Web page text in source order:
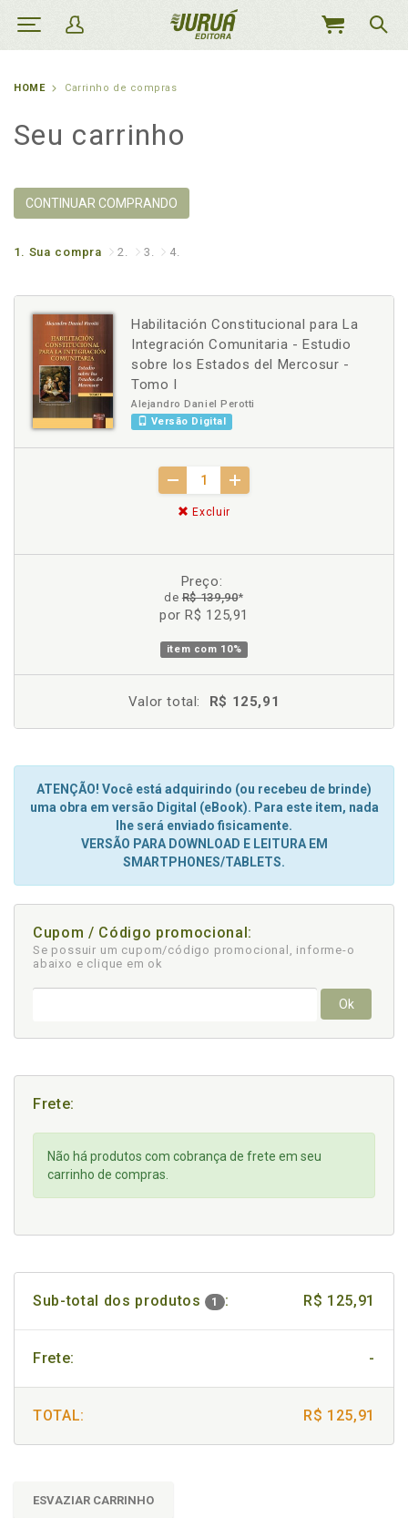
MEU
HOME Carrinho de compras
Seu carrinho
CONTINUAR COMPRANDO
1. Sua compra 2. 3. 4.
Habilitación Constitucional para La
Integración Comunitaria - Estudio
sobre los Estados del Mercosur -
Tomo I
Alejandro Daniel Perotti
Versão Digital
Excluir
Preço:
deR$ 139,90*
por R$ 125,91
item com 10%
Valor total: R$ 125,91
ATENÇÃO! Você está adquirindo (ou recebeu de brinde)
uma obra em versão Digital (eBook). Para este item, nada
lhe será enviado fisicamente.
VERSÃO PARA DOWNLOAD E LEITURA EM
SMARTPHONES/TABLETS.
Cupom / Código promocional:
Se possuir um cupom/código promocional, informe-o
abaixo e clique em ok
Ok
Frete:
Não há produtos com cobrança de frete em seu
carrinho de compras.
Sub-total dos produtos 1 : R$ 125,91
Frete: -
TOTAL: R$ 125,91
ESVAZIAR CARRINHO